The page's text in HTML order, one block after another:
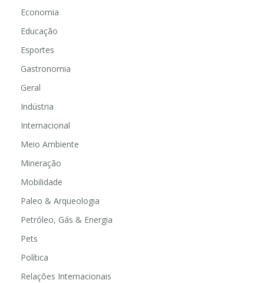
Economia
Educação
Esportes
Gastronomia
Geral
Indústria
Internacional
Meio Ambiente
Mineração
Mobilidade
Paleo & Arqueologia
Petróleo, Gás & Energia
Pets
Política
Relações Internacionais